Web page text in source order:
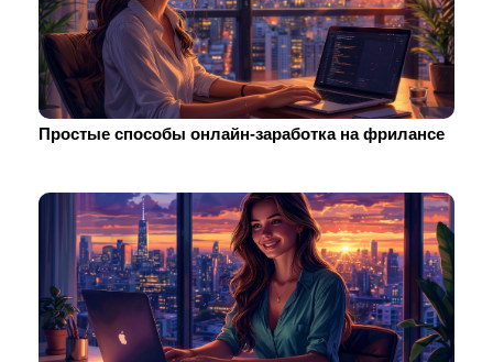
Простые способы онлайн-заработка на фрилансе